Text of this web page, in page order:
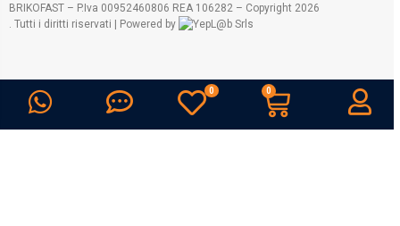
BRIKOFAST – P.Iva 00952460806 REA 106282 – Copyright 2026
. Tutti i diritti riservati | Powered by
Srls
0 0